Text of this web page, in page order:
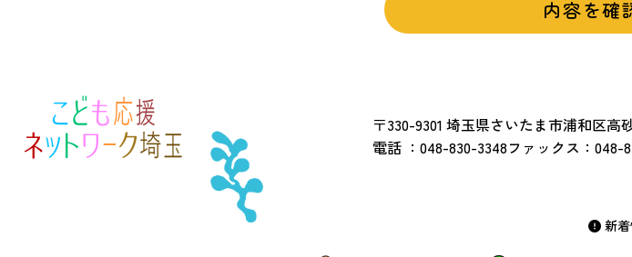
（会員の社会貢献活動等）
金銭の寄附
こども食堂等の子どもが安心できる居場所づくり
〒330-9301 埼玉県さいたま市浦和区高
電話 ： 048-830-3348ファックス： 048-
新